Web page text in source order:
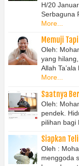
H/20
Serbaguna
More...
Memuji
Oleh:
yang
Allah
More...
Saatnya
Oleh:
pendek.
pilihan bagi
Siapkan
Oleh :
menggoda